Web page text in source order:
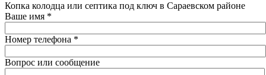
Копка колодца или септика под ключ в Сараевском районе
Ваше имя *
Номер телефона *
Вопрос или сообщение